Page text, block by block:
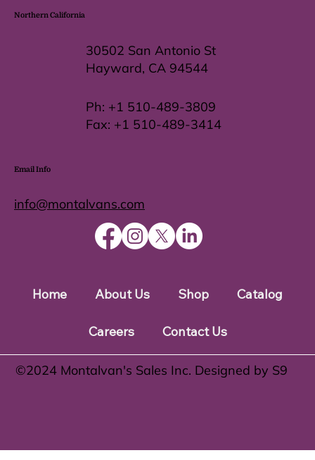
Home About Us Shop Catalog
Careers Contact Us
info@montalvans.com
Email Info
Ph: +1 510-489-3809
Fax: +1 510-489-3414
30502 San Antonio St
Hayward, CA 94544
Northern California
©️2024 Montalvan's Sales Inc. Designed by S9